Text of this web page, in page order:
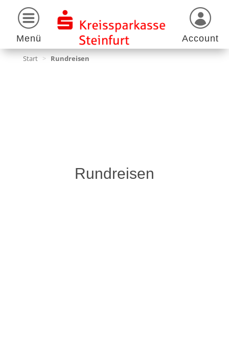
Menü Account
Start > Rundreisen
Rundreisen